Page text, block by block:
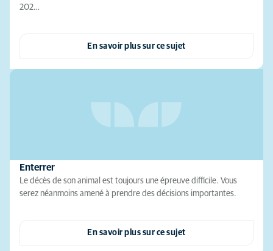
202…
En savoir plus sur ce sujet
Enterrer
Le décès de son animal est toujours une épreuve difficile. Vous
serez néanmoins amené à prendre des décisions importantes.
En savoir plus sur ce sujet